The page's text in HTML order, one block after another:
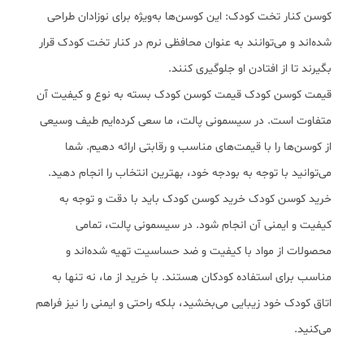
کوسن کنار تخت کودک: این کوسن‌ها به‌ویژه برای نوزادان طراحی
شده‌اند و می‌توانند به عنوان محافظی نرم در کنار تخت کودک قرار
بگیرند تا از افتادن او جلوگیری کنند.
قیمت کوسن کودک قیمت کوسن کودک بسته به نوع و کیفیت آن
متفاوت است. در سیسمونی پالت، ما سعی کرده‌ایم طیف وسیعی
از کوسن‌ها را با قیمت‌های مناسب و رقابتی ارائه دهیم. شما
می‌توانید با توجه به بودجه خود، بهترین انتخاب را انجام دهید.
خرید کوسن کودک خرید کوسن کودک باید با دقت و توجه به
کیفیت و ایمنی آن انجام شود. در سیسمونی پالت، تمامی
محصولات از مواد با کیفیت و ضد حساسیت تهیه شده‌اند و
مناسب برای استفاده کودکان هستند. با خرید از ما، نه تنها به
اتاق کودک خود زیبایی می‌بخشید، بلکه راحتی و ایمنی را نیز فراهم
می‌کنید.